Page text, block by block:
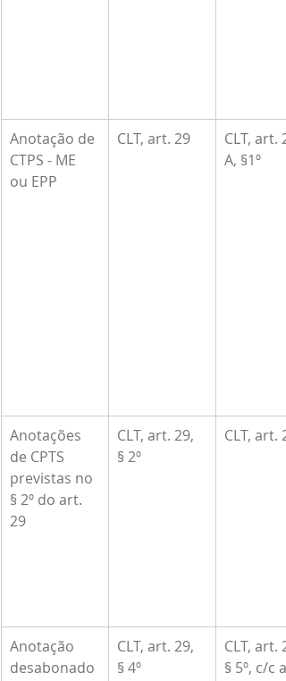
Anotação de
CTPS - ME
ou EPP
CLT, art. 29
CLT, art.
A, §1º
Anotações
de CPTS
previstas no
§ 2º do art.
29
CLT, art. 29,
§ 2º
CLT, art.
Anotação
desabonado
CLT, art. 29,
§ 4º
CLT, art.
§ 5º, c/c